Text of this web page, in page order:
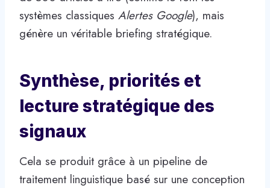
systèmes classiques Alertes Google), mais
génère un véritable briefing stratégique.
Synthèse, priorités et
lecture stratégique des
signaux
Cela se produit grâce à un pipeline de
traitement linguistique basé sur une conception